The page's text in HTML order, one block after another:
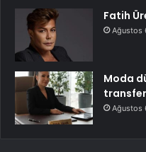
Fatih
Ağustos
Moda
Ağustos